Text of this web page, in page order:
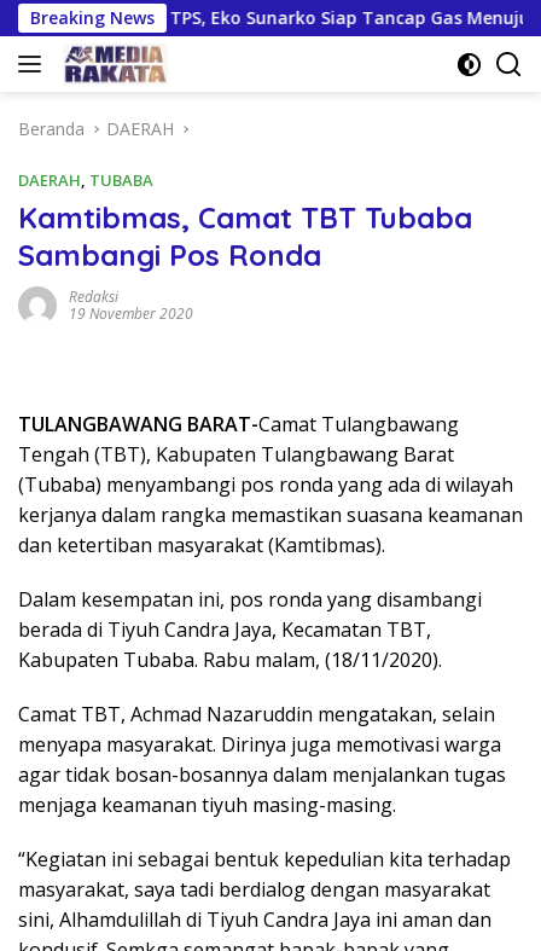
Langsung
ke
konten
Breaking News
hingga TPS, Eko Sunarko Siap Tancap Gas Menuju Pemilu
Beranda DAERAH
DAERAH, TUBABA
Kamtibmas, Camat TBT Tubaba
Sambangi Pos Ronda
Redaksi
19 November 2020
TULANGBAWANG BARAT-Camat Tulangbawang
Tengah (TBT), Kabupaten Tulangbawang Barat
(Tubaba) menyambangi pos ronda yang ada di wilayah
kerjanya dalam rangka memastikan suasana keamanan
dan ketertiban masyarakat (Kamtibmas).
Dalam kesempatan ini, pos ronda yang disambangi
berada di Tiyuh Candra Jaya, Kecamatan TBT,
Kabupaten Tubaba. Rabu malam, (18/11/2020).
Camat TBT, Achmad Nazaruddin mengatakan, selain
menyapa masyarakat. Dirinya juga memotivasi warga
agar tidak bosan-bosannya dalam menjalankan tugas
menjaga keamanan tiyuh masing-masing.
“Kegiatan ini sebagai bentuk kepedulian kita terhadap
masyarakat, saya tadi berdialog dengan masyarakat
sini, Alhamdulillah di Tiyuh Candra Jaya ini aman dan